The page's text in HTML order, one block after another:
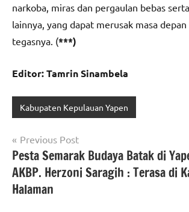
narkoba, miras dan pergaulan bebas
lainnya, yang dapat merusak masa depan
tegasnya. (***)
Editor: Tamrin Sinambela
Kabupaten Kepulauan Yapen
Navigasi
pos
Previous Post
Pesta Semarak Budaya Batak di
AKBP. Herzoni Saragih : Terasa di
Halaman